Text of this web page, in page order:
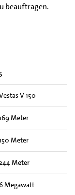
beauftragen.
V 150
Meter
Meter
Meter
6 Megawatt